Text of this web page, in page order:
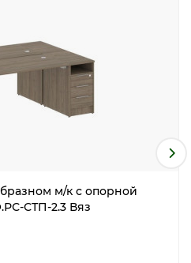
м/к с опорной
СТП-2.3 Вяз